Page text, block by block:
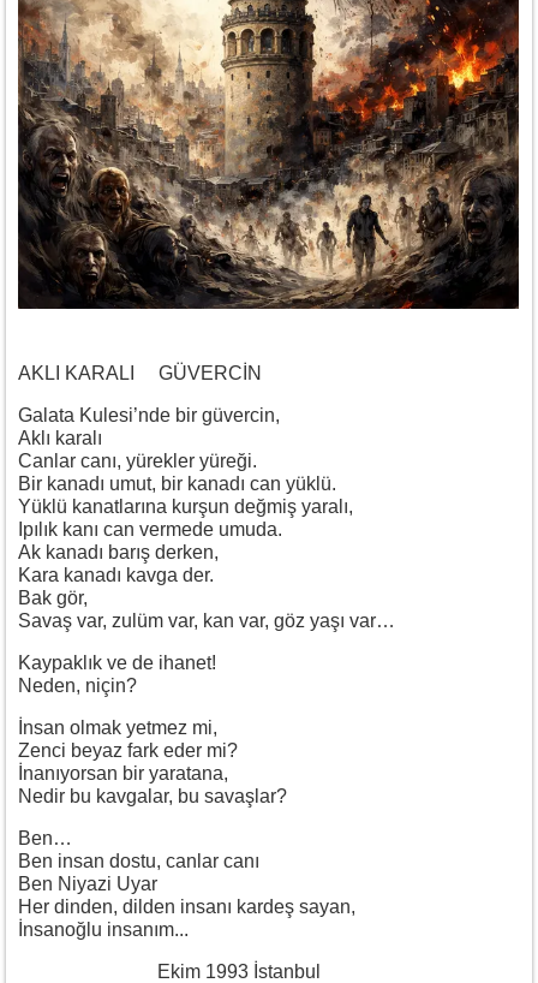
AKLI KARALI GÜVERCİN
Galata Kulesi’nde bir güvercin,
Aklı karalı
Canlar canı, yürekler yüreği.
Bir kanadı umut, bir kanadı can yüklü.
Yüklü kanatlarına kurşun değmiş yaralı,
Ipılık kanı can vermede umuda.
Ak kanadı barış derken,
Kara kanadı kavga der.
Bak gör,
Savaş var, zulüm var, kan var, göz yaşı var…
Kaypaklık ve de ihanet!
Neden, niçin?
İnsan olmak yetmez mi,
Zenci beyaz fark eder mi?
İnanıyorsan bir yaratana,
Nedir bu kavgalar, bu savaşlar?
Ben…
Ben insan dostu, canlar canı
Ben Niyazi Uyar
Her dinden, dilden insanı kardeş sayan,
İnsanoğlu insanım...
Ekim 1993 İstanbul